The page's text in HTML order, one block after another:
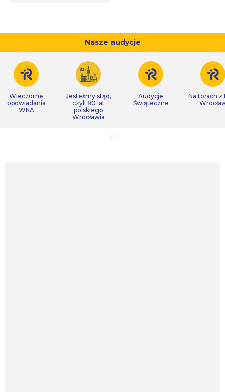
Nasze audycje
Wieczorne
opowiadania
WKA
Jesteśmy stąd,
czyli 80 lat
polskiego
Wrocławia
Audycje
Świąteczne
Na torach z